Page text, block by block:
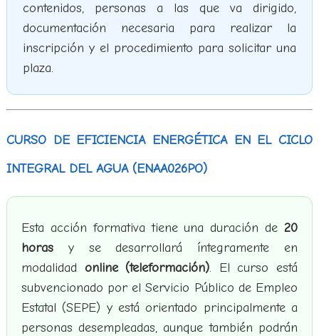
contenidos, personas a las que va dirigido,
documentación necesaria para realizar la
inscripción y el procedimiento para solicitar una
plaza.
CURSO DE EFICIENCIA ENERGÉTICA EN EL CICLO
INTEGRAL DEL AGUA (ENAA026PO)
Esta acción formativa tiene una duración de20
horasy se desarrollará íntegramente en
modalidad online (teleformación). El curso está
subvencionado por el Servicio Público de Empleo
Estatal (SEPE) y está orientado principalmente a
personas desempleadas, aunque también podrán